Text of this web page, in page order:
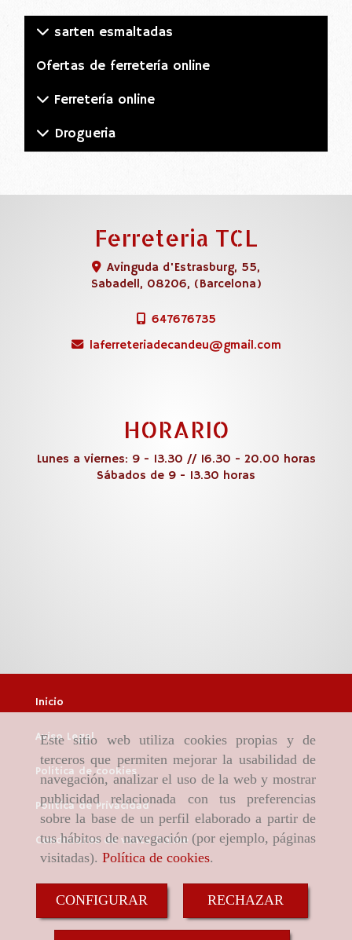
Este sitio web utiliza cookies propias y de
terceros que permiten mejorar la usabilidad de
navegación, analizar el uso de la web y mostrar
publicidad relacionada con tus preferencias
sobre la base de un perfil elaborado a partir de
tus hábitos de navegación (por ejemplo, páginas
visitadas). Política de cookies.
CONFIGURAR RECHAZAR
sarten esmaltadas
Ofertas de ferretería online
Ferretería online
Drogueria
Ferreteria TCL
Avinguda d'Estrasburg, 55,
Sabadell, 08206, (Barcelona)
647676735
laferreteriadecandeu
gmail.com
HORARIO
Lunes a viernes: 9 - 13.30 // 16.30 - 20.00 horas
Sábados de 9 - 13.30 horas
Inicio
Aviso Legal
Política de cookies
Política de Privacidad
Condiciones de venta Online